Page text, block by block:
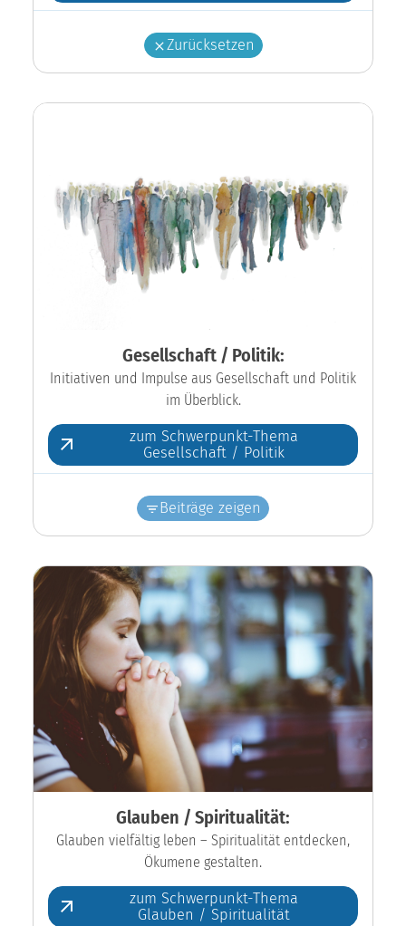
Zurücksetzen
Gesellschaft / Politik:
Initiativen und Impulse aus Gesellschaft und Politik
im Überblick.
zum Schwerpunkt-Thema
Gesellschaft / Politik
Beiträge zeigen
Glauben / Spiritualität:
Glauben vielfältig leben – Spiritualität entdecken,
Ökumene gestalten.
zum Schwerpunkt-Thema
Glauben / Spiritualität